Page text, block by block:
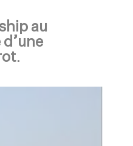
au
.